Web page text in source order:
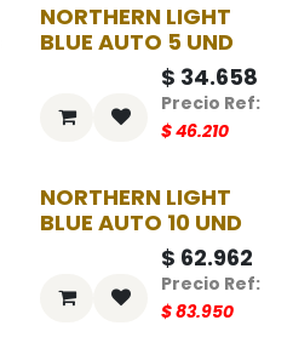
-25%
NORTHERN LIGHT
BLUE AUTO 5 UND
$ 34.658
$46.210
-25%
NORTHERN LIGHT
BLUE AUTO 10 UND
$ 62.962
$83.950